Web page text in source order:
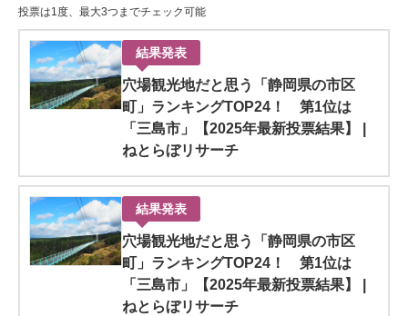
投票は1度、最大3つまでチェック可能
結果発表
穴場観光地だと思う「静岡県の市区
町」ランキングTOP24！ 第1位は
「三島市」【2025年最新投票結果】 |
ねとらぼリサーチ
結果発表
穴場観光地だと思う「静岡県の市区
町」ランキングTOP24！ 第1位は
「三島市」【2025年最新投票結果】 |
ねとらぼリサーチ